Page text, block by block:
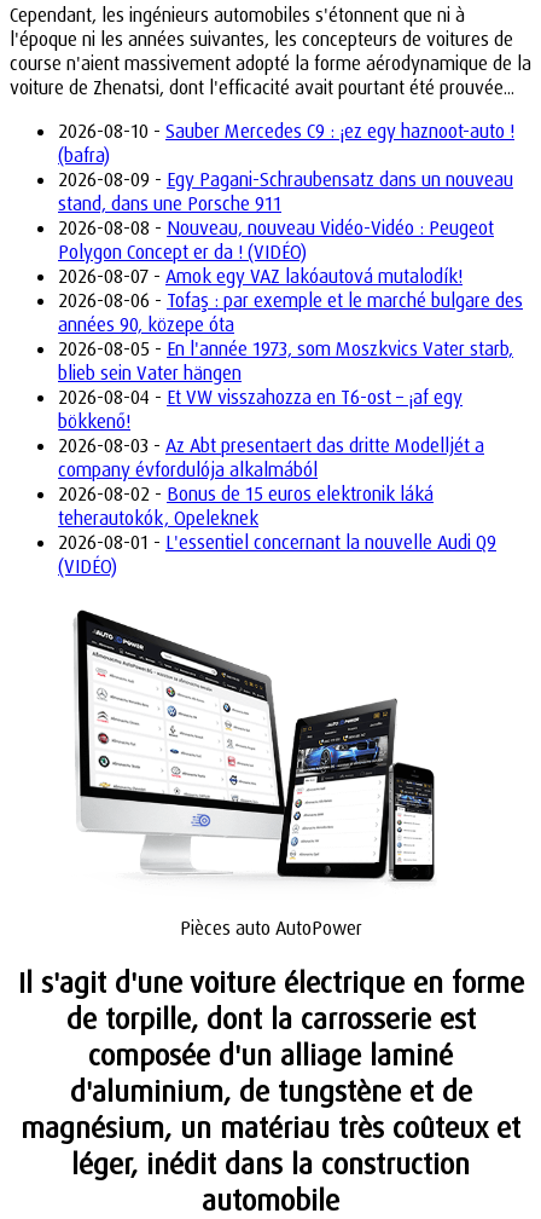
Cependant, les ingénieurs automobiles s'étonnent que ni à
l'époque ni les années suivantes, les concepteurs de voitures de
course n'aient massivement adopté la forme aérodynamique de la
voiture de Zhenatsi, dont l'efficacité avait pourtant été prouvée...
2026-08-10 - Sauber Mercedes C9 : ¡ez egy haznoot-auto !
(bafra)
2026-08-09 - Egy Pagani-Schraubensatz dans un nouveau
stand, dans une Porsche 911
2026-08-08 - Nouveau, nouveau Vidéo-Vidéo : Peugeot
Polygon Concept er da ! (VIDÉO)
2026-08-07 - Amok egy VAZ lakóautová mutalodík!
2026-08-06 - Tofaş : par exemple et le marché bulgare des
années 90, közepe óta
2026-08-05 - En l'année 1973, som Moszkvics Vater starb,
blieb sein Vater hängen
2026-08-04 - Et VW visszahozza en T6-ost – ¡af egy
bökkenő!
2026-08-03 - Az Abt presentaert das dritte Modelljét a
company évfordulója alkalmából
2026-08-02 - Bonus de 15 euros elektronik láká
teherautokók, Opeleknek
2026-08-01 - L'essentiel concernant la nouvelle Audi Q9
(VIDÉO)
Pièces auto AutoPower
Il s'agit d'une voiture électrique en forme
de torpille, dont la carrosserie est
composée d'un alliage laminé
d'aluminium, de tungstène et de
magnésium, un matériau très coûteux et
léger, inédit dans la construction
automobile